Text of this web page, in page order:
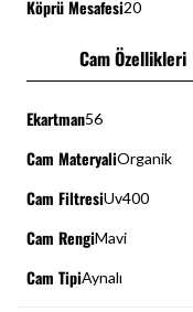
Köprü Mesafesi20
Cam Özellikleri
Ekartman56
Cam MateryaliOrganik
Cam FiltresiUv400
Cam RengiMavi
Cam TipiAynalı